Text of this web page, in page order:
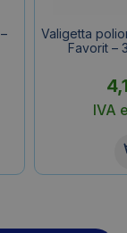
Valigetta
Favorit –
IVA